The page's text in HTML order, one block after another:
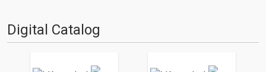
Digital Catalog